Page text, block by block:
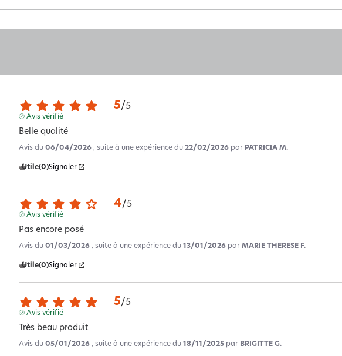
5/5
Avis vérifié
Belle qualité
Avis du06/04/2026 , suite à une expérience du22/02/2026 par PATRICIA M.
Utile(0)Signaler
4/5
Avis vérifié
Pas encore posé
Avis du01/03/2026 , suite à une expérience du13/01/2026 parMARIE THERESE F.
Utile(0)Signaler
5/5
Avis vérifié
Très beau produit
Avis du05/01/2026 , suite à une expérience du18/11/2025 par BRIGITTE G.